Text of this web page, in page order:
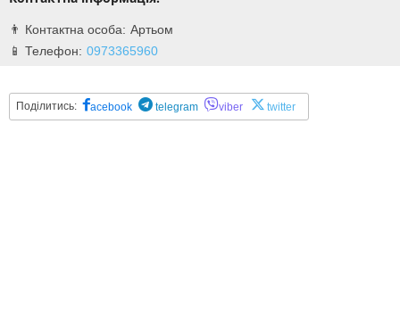
Артьом
0973365960
Поділитись: acebook telegram viber twitter